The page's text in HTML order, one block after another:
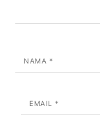
NAMA *
EMAIL *